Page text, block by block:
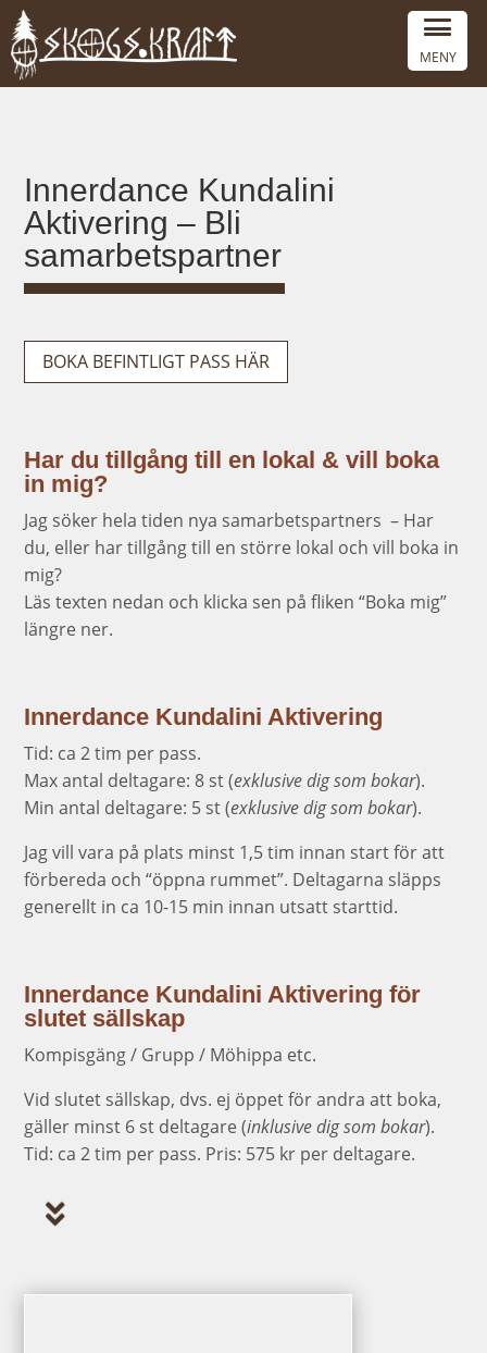
MENY
Innerdance Kundalini
Aktivering – Bli
samarbetspartner
BOKA BEFINTLIGT PASS HÄR
Har du tillgång till en lokal & vill boka
in mig?
Jag söker hela tiden nya samarbetspartners – Har
du, eller har tillgång till en större lokal och vill boka in
mig?
Läs texten nedan och klicka sen på fliken “Boka mig”
längre ner.
Innerdance Kundalini Aktivering
Tid: ca 2 tim per pass.
Max antal deltagare: 8 st (exklusive dig som bokar).
Min antal deltagare: 5 st (exklusive dig som bokar).
Jag vill vara på plats minst 1,5 tim innan start för att
förbereda och “öppna rummet”. Deltagarna släpps
generellt in ca 10-15 min innan utsatt starttid.
Innerdance Kundalini Aktivering för
slutet sällskap
Kompisgäng / Grupp / Möhippa etc.
Vid slutet sällskap, dvs. ej öppet för andra att boka,
gäller minst 6 st deltagare (inklusive dig som bokar).
Tid: ca 2 tim per pass. Pris: 575 kr per deltagare.